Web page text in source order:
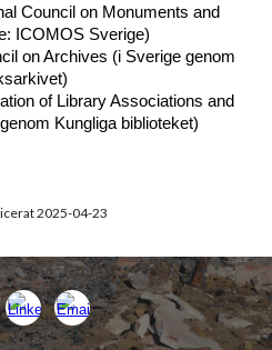
Council on Monuments and
ICOMOS Sverige)
on Archives (i Sverige genom
of Library Associations and
Kungliga biblioteket)
2025-04-23